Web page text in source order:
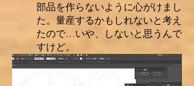
部品を作らないように心がけまし
た。量産するかもしれないと考え
たので…いや、しないと思うんで
すけど。